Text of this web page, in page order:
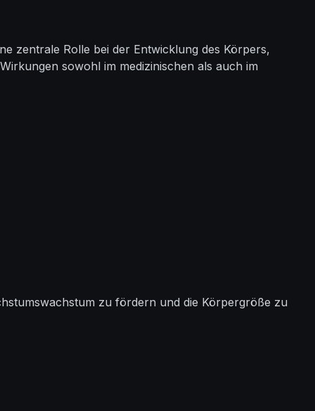
zentrale Rolle bei der Entwicklung des Körpers,
sowohl im medizinischen als auch im
zu fördern und die Körpergröße zu